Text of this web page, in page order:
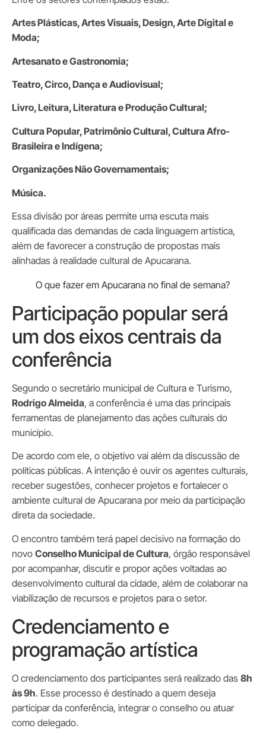
Artes Plásticas, Artes Visuais, Design, Arte Digital e
Moda;
Artesanato e Gastronomia;
Teatro, Circo, Dança e Audiovisual;
Livro, Leitura, Literatura e Produção Cultural;
Cultura Popular, Patrimônio Cultural, Cultura Afro-
Brasileira e Indígena;
Organizações Não Governamentais;
Música.
Essa divisão por áreas permite uma escuta mais
qualificada das demandas de cada linguagem artística,
além de favorecer a construção de propostas mais
alinhadas à realidade cultural de Apucarana.
O que fazer em Apucarana no final de semana?
Participação popular será
um dos eixos centrais da
conferência
Segundo o secretário municipal de Cultura e Turismo,
Rodrigo Almeida, a conferência é uma das principais
ferramentas de planejamento das ações culturais do
município.
De acordo com ele, o objetivo vai além da discussão de
políticas públicas. A intenção é ouvir os agentes culturais,
receber sugestões, conhecer projetos e fortalecer o
ambiente cultural de Apucarana por meio da participação
direta da sociedade.
O encontro também terá papel decisivo na formação do
novo Conselho Municipal de Cultura, órgão responsável
por acompanhar, discutir e propor ações voltadas ao
desenvolvimento cultural da cidade, além de colaborar na
viabilização de recursos e projetos para o setor.
Credenciamento e
programação artística
O credenciamento dos participantes será realizado das 8h
às 9h. Esse processo é destinado a quem deseja
participar da conferência, integrar o conselho ou atuar
como delegado.